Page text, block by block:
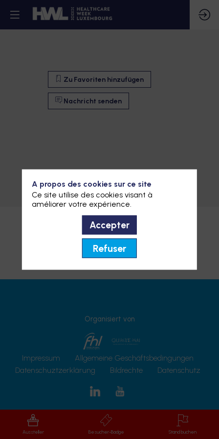
Zu Favoriten hinzufügen
Nachricht senden
Zu Favoriten hinzufügen
Nachricht senden
Organisiert von
Impressum
Allgemeine Geschäftsbedingungen
Datenschuztzerklärung
Bildrechte Datenschutz
Aussteller Besucher-Badge Stand buchen
A propos des cookies sur ce site
Ce site utilise des cookies visant à
améliorer votre expérience.
Accepter
Refuser